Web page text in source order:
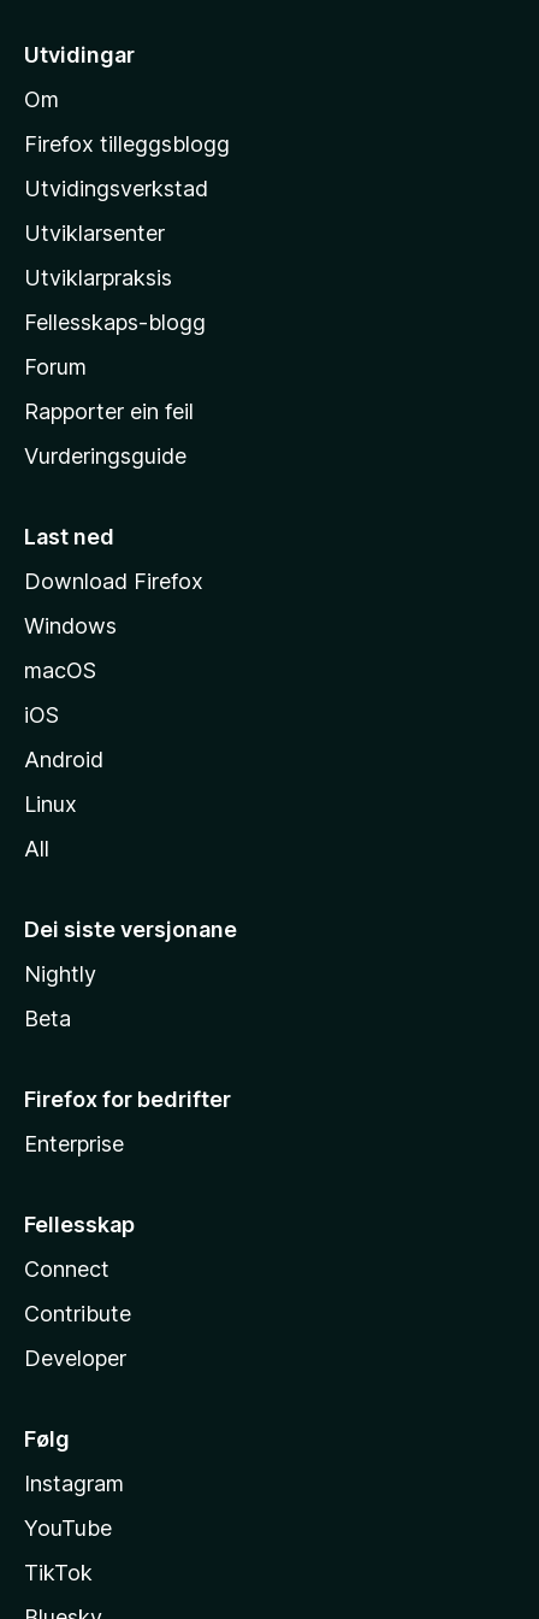
i
M
o
l
l
-
h
e
m
s
d
a
Utvidingar
Om
Firefox tilleggsblogg
Utvidingsverkstad
Utviklarsenter
Utviklarpraksis
Fellesskaps-blogg
Forum
Rapporter ein feil
Vurderingsguide
Last ned
Download Firefox
Windows
macOS
iOS
Android
Linux
All
Dei siste versjonane
Nightly
Beta
Firefox for bedrifter
Enterprise
Fellesskap
Connect
Contribute
Developer
Følg
Instagram
YouTube
TikTok